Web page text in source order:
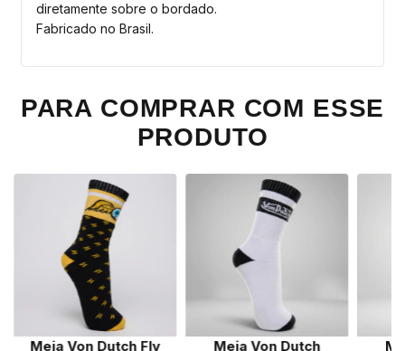
diretamente sobre o bordado.
Fabricado no Brasil.
PARA COMPRAR COM ESSE
PRODUTO
Meia Von Dutch Fly
Meia Von Dutch